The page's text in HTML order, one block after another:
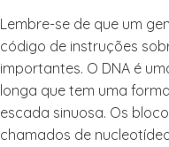
Lembre-se de que um
código de instruções
importantes. O DNA é
longa que tem uma
escada sinuosa. Os
chamados de